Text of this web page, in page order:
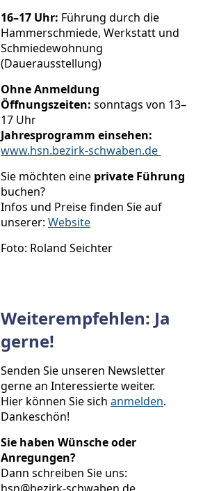
16–17 Uhr: Führung durch die
Hammerschmiede, Werkstatt und
Schmiedewohnung
(Dauerausstellung)
Ohne Anmeldung
Öffnungszeiten: sonntags von 13–
17 Uhr
Jahresprogramm einsehen:
www.hsn.bezirk-schwaben.de
Sie möchten eine private Führung
buchen?
Infos und Preise finden Sie auf
unserer: Website
Foto: Roland Seichter
Weiterempfehlen: Ja
gerne!
Senden Sie unseren Newsletter
gerne an Interessierte weiter.
Hier können Sie sich anmelden.
Dankeschön!
Sie haben Wünsche oder
Anregungen?
Dann schreiben Sie uns: